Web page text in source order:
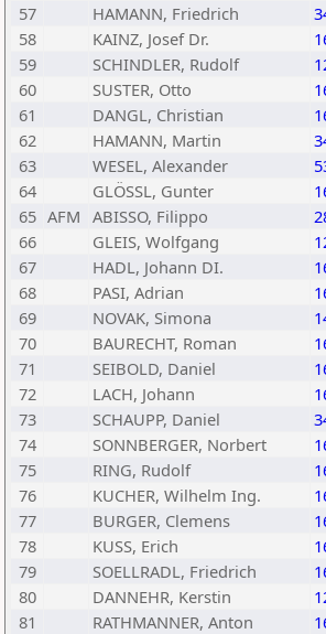
57
HAMANN, Friedrich
58
KAINZ, Josef Dr.
59
SCHINDLER, Rudolf
60
SUSTER, Otto
61
DANGL, Christian
62
HAMANN, Martin
63
WESEL, Alexander
64
GLÖSSL, Gunter
65 AFM ABISSO, Filippo
66
GLEIS, Wolfgang
67
HADL, Johann DI.
68
PASI, Adrian
69
NOVAK, Simona
70
BAURECHT, Roman
71
SEIBOLD, Daniel
72
LACH, Johann
73
SCHAUPP, Daniel
74
SONNBERGER, Norbert
75
RING, Rudolf
76
KUCHER, Wilhelm Ing.
77
BURGER, Clemens
78
KUSS, Erich
79
SOELLRADL, Friedrich
80
DANNEHR, Kerstin
81
RATHMANNER, Anton